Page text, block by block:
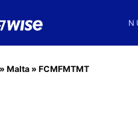
» Malta » FCMFMTMT